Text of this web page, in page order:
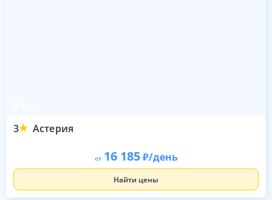
3 Астерия
от 16 185 /день
Найти цены